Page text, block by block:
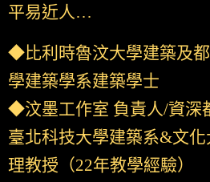
平易近人…
◆比利時魯汶大學建築及
學建築學系建築學士
◆汶墨工作室 負責人/資深
臺北科技大學建築系&文
理教授（22年教學經驗）